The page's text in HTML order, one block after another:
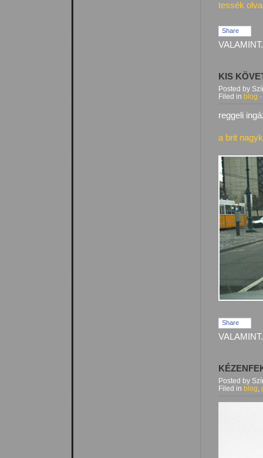
tessék
Share
KIS
Posted by
Filed in blog ·
reggeli
a brit
Share
Posted by
Filed in blog,